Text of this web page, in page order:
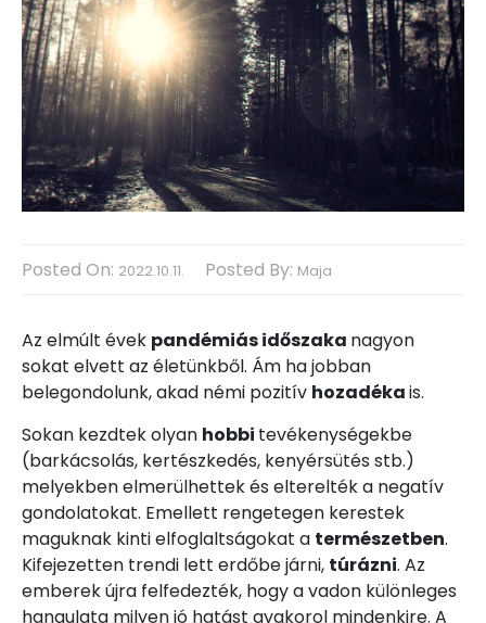
Posted On: 2022.10.11. Posted By: Maja
Az elmúlt évek pandémiás időszaka nagyon
sokat elvett az életünkből. Ám ha jobban
belegondolunk, akad némi pozitív hozadékais.
Sokan kezdtek olyan hobbi tevékenységekbe
(barkácsolás, kertészkedés, kenyérsütés stb.)
melyekben elmerülhettek és elterelték a negatív
gondolatokat. Emellett rengetegen kerestek
maguknak kinti elfoglaltságokat a természetben.
Kifejezetten trendi lett erdőbe járni, túrázni. Az
emberek újra felfedezték, hogy a vadon különleges
hangulata milyen jó hatást gyakorol mindenkire. A